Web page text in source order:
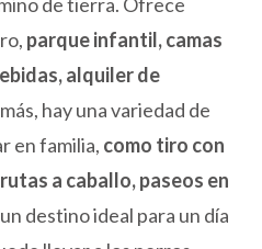
parque infantil, camas
alquiler de
hay una variedad de
en familia, como tiro con
a caballo, paseos en
destino ideal para un día